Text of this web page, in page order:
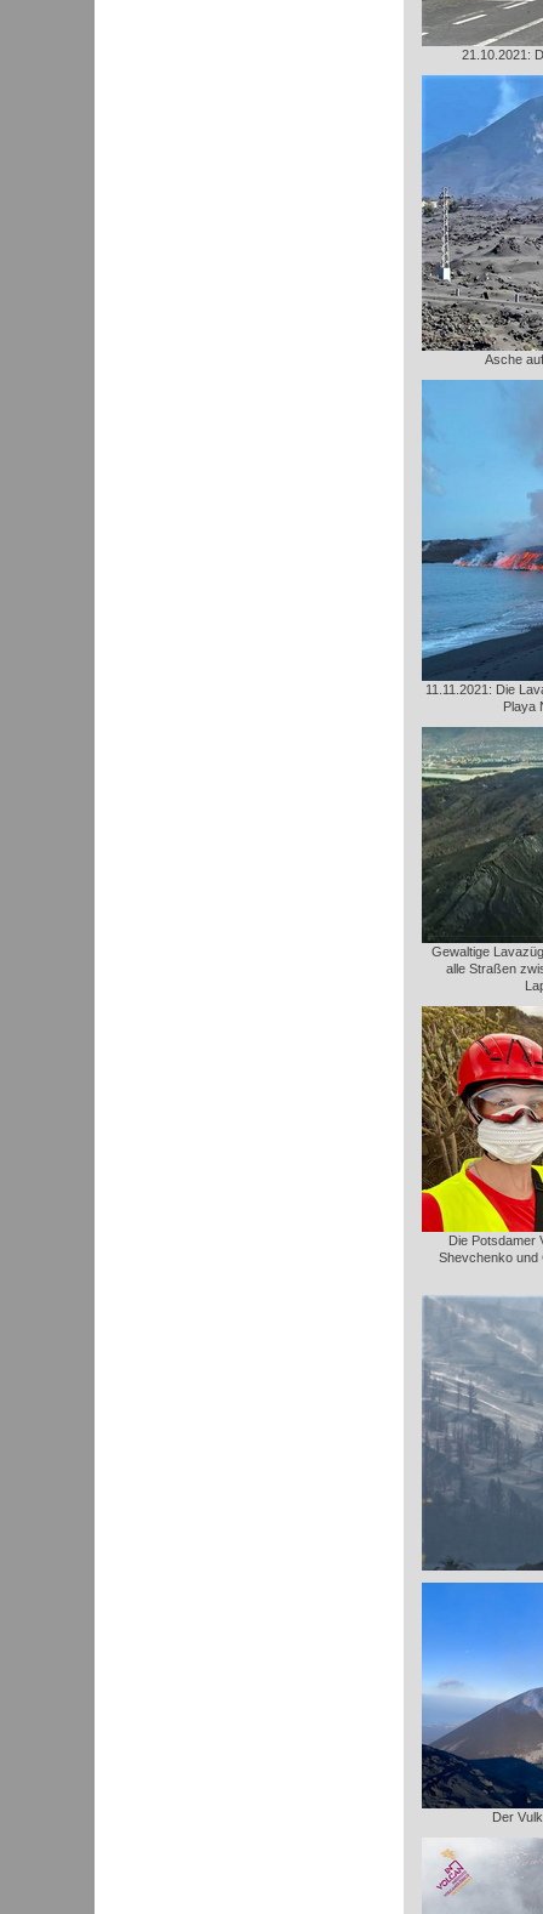
21.10.2021:
Asche
11.11.2021: Die
Playa
Gewaltige
alle Straßen
Die Potsdamer
Shevchenko und
Der